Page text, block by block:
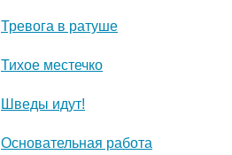
Тревога в ратуше
Тихое местечко
Шведы идут!
Основательная работа